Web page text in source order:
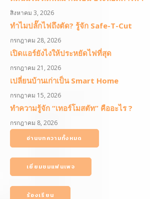
สิงหาคม 3, 2026
ทำไมปลั๊กไฟถึงตัด? รู้จัก Safe-T-Cut
กรกฎาคม 28, 2026
เปิดแอร์ยังไงให้ประหยัดไฟที่สุด
กรกฎาคม 21, 2026
เปลี่ยนบ้านเก่าเป็น Smart Home
กรกฎาคม 15, 2026
ทำความรู้จัก “เทอร์โมสตัท” คืออะไร ?
กรกฎาคม 8, 2026
อ่านบทความทั้งหมด
เยี่ยมชมแฟนเพจ
ร้องเรียน